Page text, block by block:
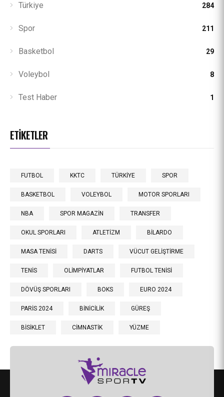
Türkiye 284
Spor 211
Basketbol 29
Voleybol 8
Test Haber 1
ETIKETLER
FUTBOL KKTC TÜRKİYE SPOR
BASKETBOL VOLEYBOL MOTOR SPORLARI
NBA SPOR MAGAZİN TRANSFER
OKUL SPORLARI ATLETİZM BİLARDO
MASA TENİSİ DARTS VÜCUT GELİŞTİRME
TENİS OLİMPİYATLAR FUTBOL TENİSİ
DÖVÜŞ SPORLARI BOKS EURO 2024
PARİS 2024 BİNİCİLİK GÜREŞ
BİSİKLET CİMNASTİK YÜZME